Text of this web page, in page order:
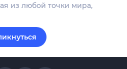
из любой точки мира,